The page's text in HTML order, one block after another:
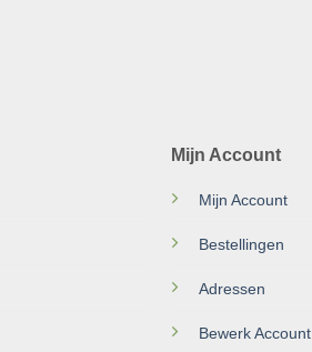
Mijn Account
Mijn Account
Bestellingen
Adressen
Bewerk Account